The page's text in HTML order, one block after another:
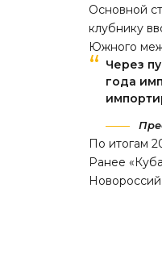
Основной
клубнику
Южного
Через
года
По итогам
Ранее